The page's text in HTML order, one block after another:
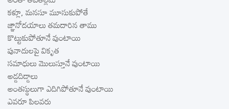
కళ్లూ, మనసూ మూసుకుపోతే
జ్ఞానోదయాలు తమదారిన తాము
కొట్టుకుపోతూనే వుంటాయి
పునాదులపై వికృత
సమాధులు మొలుస్తూనే వుంటాయి
అడ్డదిడ్డాలు
అంతస్థులుగా ఎదిగిపోతూనే వుంటాయి
ఎవరూ పిలవరు